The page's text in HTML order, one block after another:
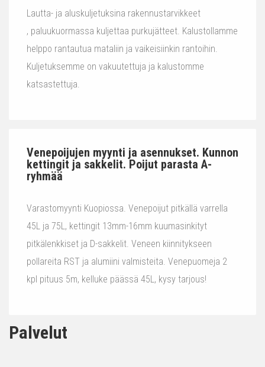
Lautta- ja aluskuljetuksina rakennustarvikkeet
, paluukuormassa kuljettaa purkujätteet. Kalustollamme
helppo rantautua mataliin ja vaikeisiinkin rantoihin.
Kuljetuksemme on vakuutettuja ja kalustomme
katsastettuja.
Venepoijujen myynti ja asennukset. Kunnon
kettingit ja sakkelit. Poijut parasta A-
ryhmää
Varastomyynti Kuopiossa. Venepoijut pitkällä varrella
45L ja 75L, kettingit 13mm-16mm kuumasinkityt
pitkälenkkiset ja D-sakkelit. Veneen kiinnitykseen
pollareita RST ja alumiini valmisteita. Venepuomeja 2
kpl pituus 5m, kelluke päässä 45L, kysy tarjous!
Palvelut